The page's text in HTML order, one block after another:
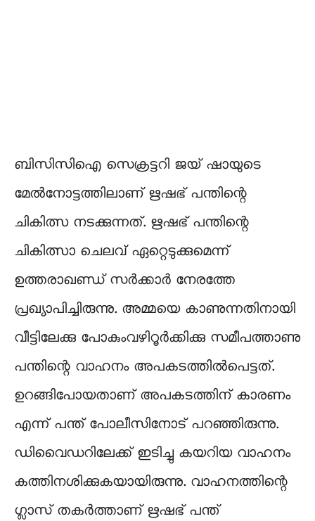
ബിസിസിഐ സെക്രട്ടറി ജയ് ഷായുടെ
മേൽനോട്ടത്തിലാണ് ഋഷഭ് പന്തിന്റെ
ചികിത്സ നടക്കുന്നത്. ഋഷഭ് പന്തിന്റെ
ചികിത്സാ ചെലവ് ഏറ്റെടുക്കുമെന്ന്
ഉത്തരാഖണ്ഡ് സർക്കാർ നേരത്തേ
പ്രഖ്യാപിച്ചിരുന്നു. അമ്മയെ കാണുന്നതിനായി
വീട്ടിലേക്കു പോകുംവഴിറൂർക്കിക്കു സമീപത്താണു
പന്തിന്റെ വാഹനം അപകടത്തിൽപെട്ടത്.
ഉറങ്ങിപോയതാണ് അപകടത്തിന് കാരണം
എന്ന് പന്ത് പോലീസിനോട് പറഞ്ഞിരുന്നു.
ഡിവൈഡറിലേക്ക് ഇടിച്ചു കയറിയ വാഹനം
കത്തിനശിക്കുകയായിരുന്നു. വാഹനത്തിന്റെ
ഗ്ലാസ് തകർത്താണ് ഋഷഭ് പന്ത്